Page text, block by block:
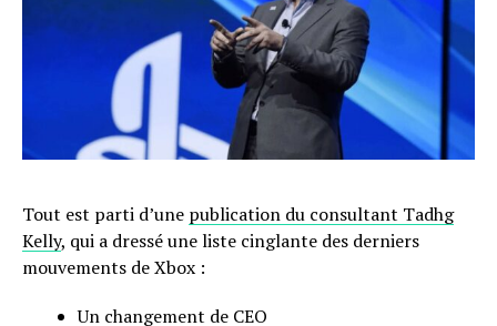
Tout est parti d’une publication du consultant Tadhg
Kelly, qui a dressé une liste cinglante des derniers
mouvements de Xbox :
Un changement de CEO